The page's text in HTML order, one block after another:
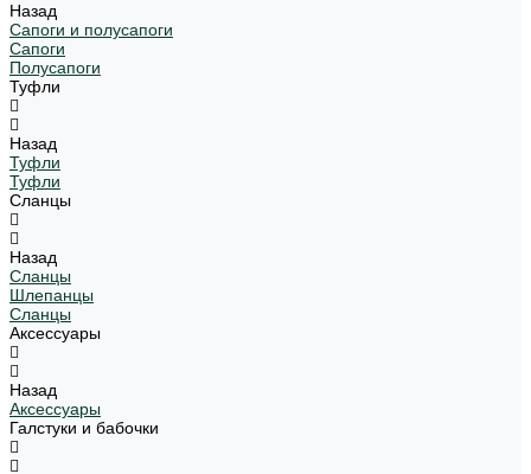
Назад
Сапоги и полусапоги
Сапоги
Полусапоги
Туфли
Назад
Туфли
Туфли
Сланцы
Назад
Сланцы
Шлепанцы
Сланцы
Аксессуары
Назад
Аксессуары
Галстуки и бабочки